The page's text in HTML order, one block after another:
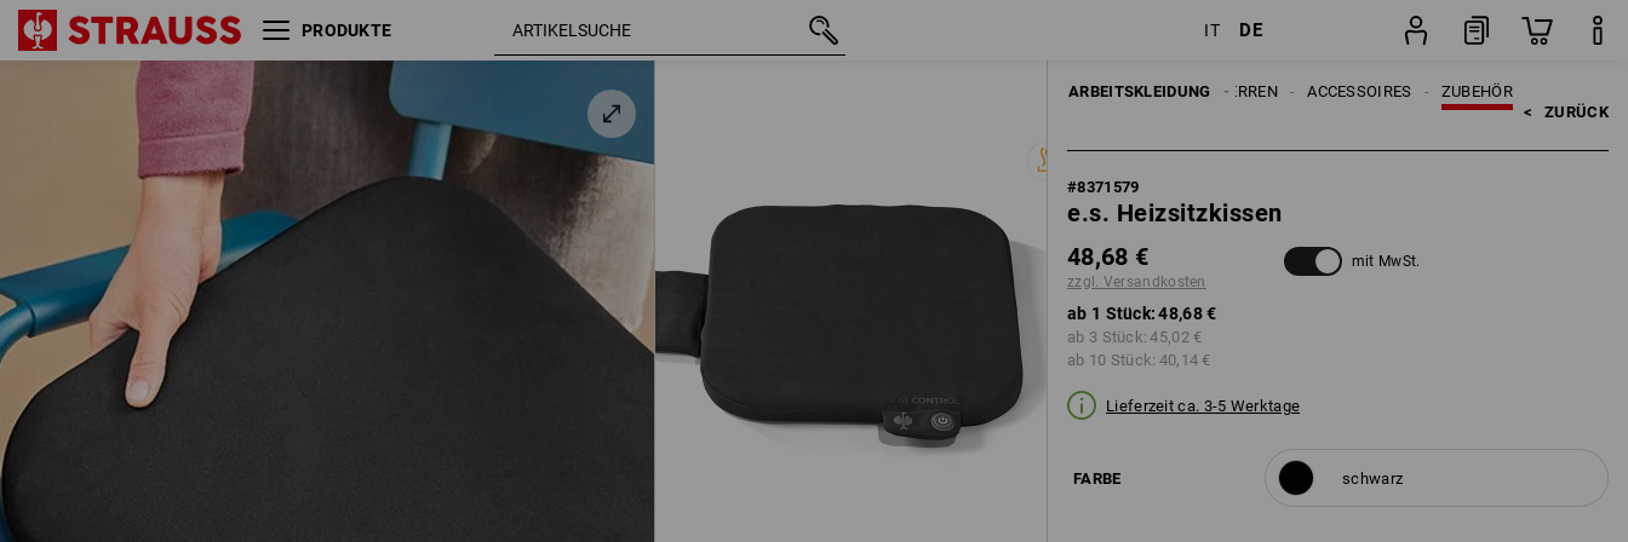
PRODUKTE IT DE
ARBEITSKLEIDUNG ZUBEHÖR
ACCESSOIRES
HERREN
< ZURÜCK
#8371579
e.s. Heizsitzkissen
48,68 €
zzgl. Versandkosten
mit MwSt.
ab 1 Stück: 48,68 €
ab 3 Stück: 45,02 €
ab 10 Stück: 40,14 €
Lieferzeit ca. 3-5 Werktage
FARBE schwarz
e.s. Heizsitzkissen schwarz 48,68 €
mit MwSt.